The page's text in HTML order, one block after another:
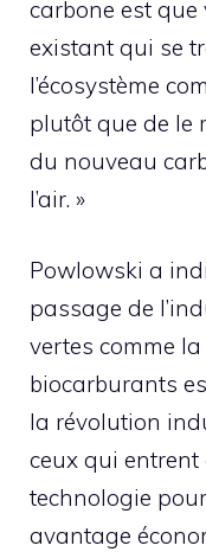
carbone est
existant qui se
l’écosystème
plutôt que de le
du nouveau
l’air. »
Powlowski a
passage de
vertes comme
biocarburants
la révolution
ceux qui
technologie
avantage